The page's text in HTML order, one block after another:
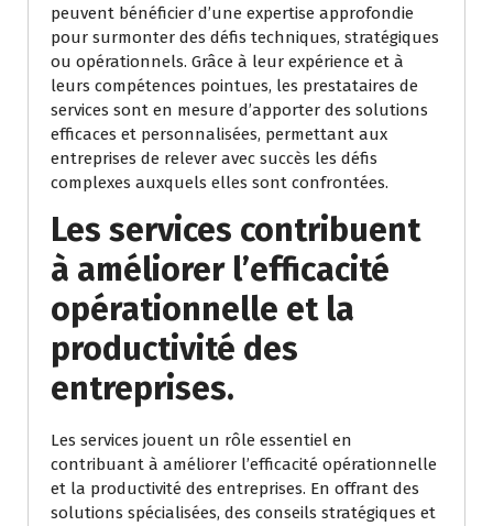
peuvent bénéficier d’une expertise approfondie
pour surmonter des défis techniques, stratégiques
ou opérationnels. Grâce à leur expérience et à
leurs compétences pointues, les prestataires de
services sont en mesure d’apporter des solutions
efficaces et personnalisées, permettant aux
entreprises de relever avec succès les défis
complexes auxquels elles sont confrontées.
Les services contribuent
à améliorer l’efficacité
opérationnelle et la
productivité des
entreprises.
Les services jouent un rôle essentiel en
contribuant à améliorer l’efficacité opérationnelle
et la productivité des entreprises. En offrant des
solutions spécialisées, des conseils stratégiques et